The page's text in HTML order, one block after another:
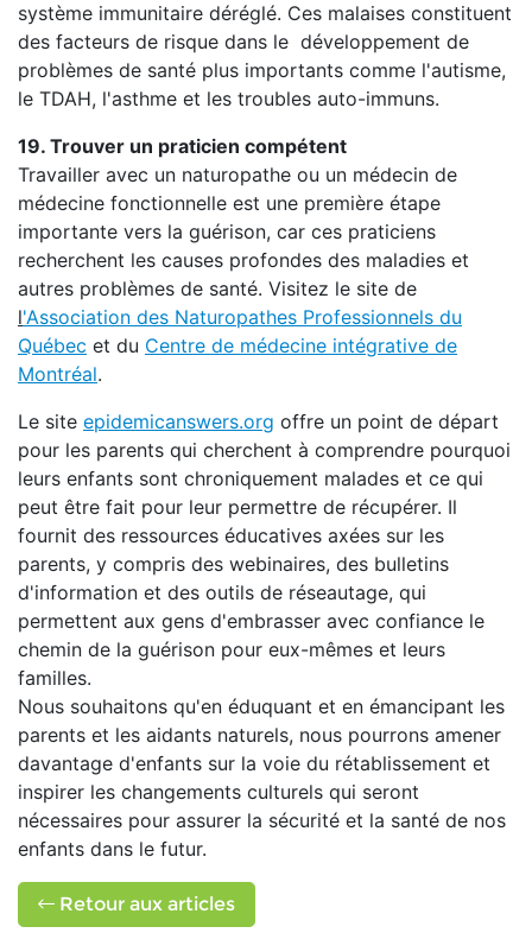
système immunitaire déréglé. Ces malaises constituent
des facteurs de risque dans le développement de
problèmes de santé plus importants comme l'autisme,
le TDAH, l'asthme et les troubles auto-immuns.
19. Trouver un praticien compétent
Travailler avec un naturopathe ou un médecin de
médecine fonctionnelle est une première étape
importante vers la guérison, car ces praticiens
recherchent les causes profondes des maladies et
autres problèmes de santé. Visitez le site de
l'Association des Naturopathes Professionnels du
Québec et du Centre de médecine intégrative de
Montréal.
Le site epidemicanswers.org offre un point de départ
pour les parents qui cherchent à comprendre pourquoi
leurs enfants sont chroniquement malades et ce qui
peut être fait pour leur permettre de récupérer. Il
fournit des ressources éducatives axées sur les
parents, y compris des webinaires, des bulletins
d'information et des outils de réseautage, qui
permettent aux gens d'embrasser avec confiance le
chemin de la guérison pour eux-mêmes et leurs
familles.
Nous souhaitons qu'en éduquant et en émancipant les
parents et les aidants naturels, nous pourrons amener
davantage d'enfants sur la voie du rétablissement et
inspirer les changements culturels qui seront
nécessaires pour assurer la sécurité et la santé de nos
enfants dans le futur.
Retour aux articles